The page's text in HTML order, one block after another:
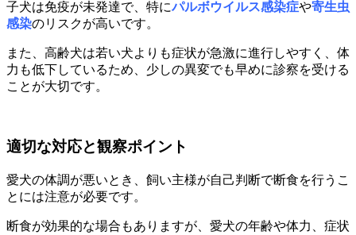
子犬は免疫が未発達で、特にパルボウイルス感染症や寄生虫
感染のリスクが高いです。
また、高齢犬は若い犬よりも症状が急激に進行しやすく、体
力も低下しているため、少しの異変でも早めに診察を受ける
ことが大切です。
適切な対応と観察ポイント
愛犬の体調が悪いとき、飼い主様が自己判断で断食を行うこ
とには注意が必要です。
断食が効果的な場合もありますが、愛犬の年齢や体力、症状